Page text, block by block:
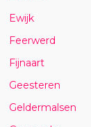
Ewijk
Feerwerd
Fijnaart
Geesteren
Geldermalsen